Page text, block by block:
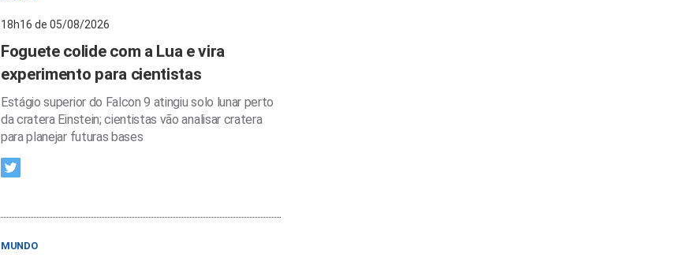
18h16 de 05/08/2026
Foguete colide com a Lua e vira
experimento para cientistas
Estágio superior do Falcon 9 atingiu solo lunar perto
da cratera Einstein; cientistas vão analisar cratera
para planejar futuras bases
MUNDO